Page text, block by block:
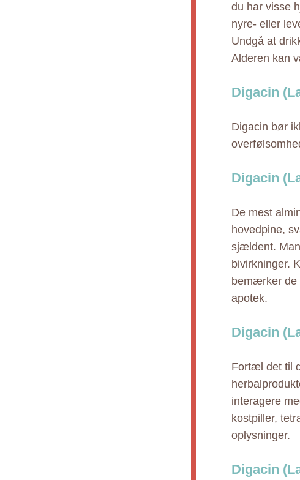
du har visse
nyre- eller
Undgå at
Alderen kan
Digacin
Digacin bør
Digacin
De mest
hovedpine,
sjældent.
bivirkninger.
bemærker de
apotek.
Digacin
Fortæl det til
interagere
kostpiller,
oplysninger.
Digacin